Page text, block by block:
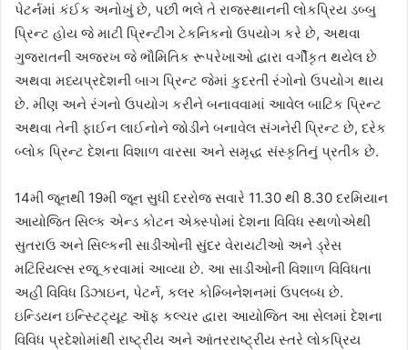
પેટર્નમાં કંઈક અનોખું છે, પછી ભલે તે રાજસ્થાનની લોકપ્રિય ડબ્બુ
પ્રિન્ટ હોય જે માટી પ્રિન્ટીંગ ટેકનિકનો ઉપયોગ કરે છે, અથવા
ગુજરાતની અજરખ જે ભૌમિતિક રૂપરેખાઓ દ્વારા વર્ગીકૃત થયેલ છે
અથવા મધ્યપ્રદેશની બાગ પ્રિન્ટ જેમાં કુદરતી રંગોનો ઉપયોગ થાય
છે. મીણ અને રંગનો ઉપયોગ કરીને બનાવવામાં આવેલ બાટિક પ્રિન્ટ
અથવા તેની ફાઈન લાઈનોને જોડીને બનાવેલ સંગનેરી પ્રિન્ટ છે, દરેક
બ્લોક પ્રિન્ટ દેશના વિશાળ વારસા અને સમૃદ્ધ સંસ્કૃતિનું પ્રતીક છે.
14મી જૂનથી 19મી જૂન સુધી દરરોજ સવારે 11.30 થી 8.30 દરમિયાન
આયોજિત સિલ્ક એન્ડ કોટન એક્સ્પોમાં દેશના વિવિધ સ્થળોએથી
સુતરાઉ અને સિલ્કની સાડીઓની સુંદર વેરાયટીઓ અને ડ્રેસ
મટિરિયલ્સ રજૂ કરવામાં આવ્યા છે. આ સાડીઓની વિશાળ વિવિધતા
અહીં વિવિધ ડિઝાઇન, પેટર્ન, કલર કોમ્બિનેશનમાં ઉપલબ્ધ છે.
ઇન્ડિયન ઇન્સ્ટિટ્યૂટ ઑફ કલ્ચર દ્વારા આયોજિત આ સેલમાં દેશના
વિવિધ પ્રદેશોમાંથી રાષ્ટ્રીય અને આંતરરાષ્ટ્રીય સ્તરે લોકપ્રિય